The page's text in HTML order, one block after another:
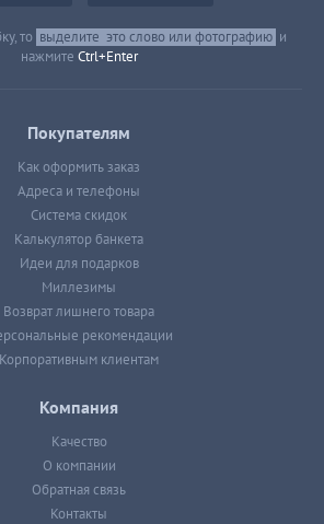
то выделите это слово или фотографию и
нажмите Ctrl+Enter
Покупателям
Как оформить заказ
Адреса и телефоны
Система скидок
Калькулятор банкета
Идеи для подарков
Миллезимы
Возврат лишнего товара
рекомендации
Корпоративным клиентам
Компания
Качество
О компании
Обратная связь
Контакты